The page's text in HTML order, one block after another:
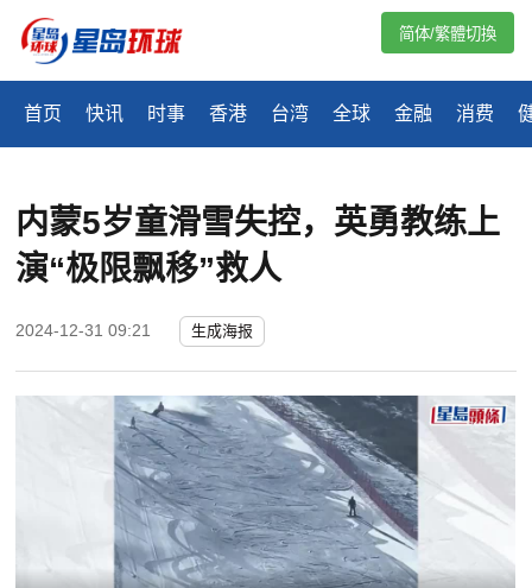
首页 快讯 时事 香港 台湾 全球 金融 消费
简体/繁體切換
内蒙5岁童滑雪失控，英勇教练上
演“极限飘移”救人
2024-12-31 09:21 生成海报